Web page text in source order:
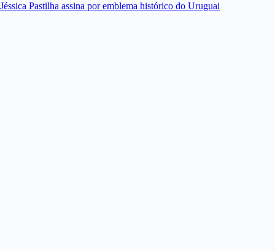
Jéssica Pastilha assina por emblema histórico do Uruguai